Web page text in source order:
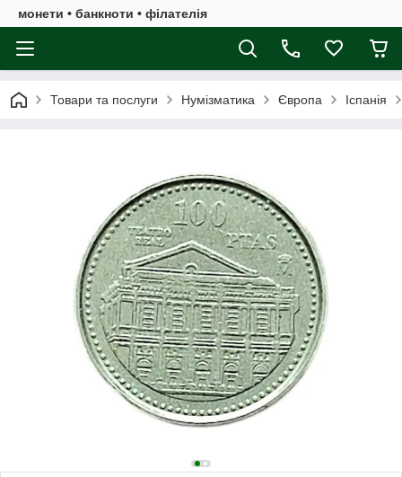
монети • банкноти • філателія
Товари та послуги Нумізматика Європа Іспанія